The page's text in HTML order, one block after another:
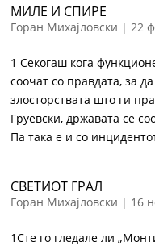
МИЛЕ И СПИРЕ
Горан Михајловски |22
1 Секогаш кога
соочат со правдата, за
злосторствата што ги
Груевски, државата се
Па така е и со
СВЕТИОТ ГРАЛ
Горан Михајловски | 16
1Сте го гледале ли